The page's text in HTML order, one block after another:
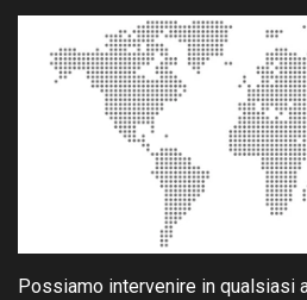
Possiamo intervenire in qualsiasi